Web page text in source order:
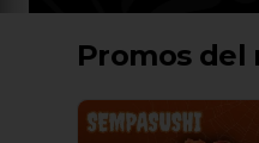
Promos del